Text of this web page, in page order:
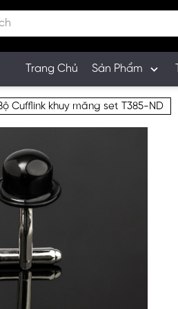
Trang Chủ Sản Phẩm
Cufflink khuy măng set T385-ND